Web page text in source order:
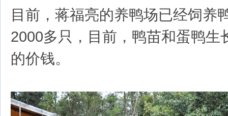
目前，蒋福亮的养鸭场已经饲养
2000多只，目前，鸭苗和蛋鸭生
的价钱。